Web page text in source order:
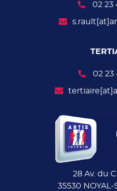
02 23
02 23
28 Av. du
35530 NOYAL-